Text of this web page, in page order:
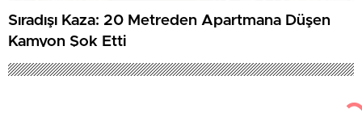
Sıradışı Kaza: 20 Metreden Apartmana Düşen
Kamyon Şok Etti